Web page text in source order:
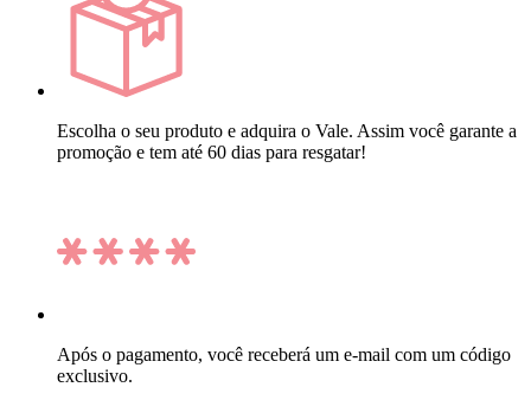
Escolha o seu produto e adquira o Vale. Assim você garante a
promoção e tem até 60 dias para resgatar!
Após o pagamento, você receberá um e-mail com um código
exclusivo.